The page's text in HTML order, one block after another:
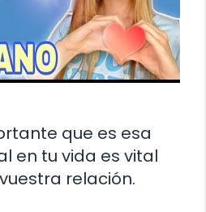
que es esa
en tu vida es vital
relación.